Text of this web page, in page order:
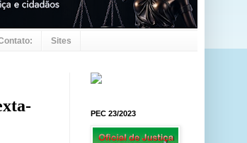
Sites
PEC 23/2023